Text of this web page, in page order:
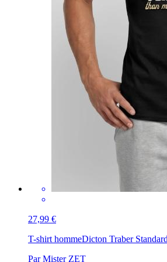
27,99 €
T-shirt hommeDicton Traber
Par Mister ZET